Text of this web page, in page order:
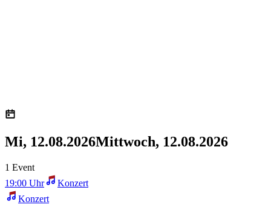
Mi, 12.08.2026Mittwoch, 12.08.2026
1 Event
19:00 Uhr
Konzert
Konzert